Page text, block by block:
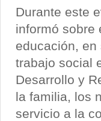
Durante este
informó sobre
educación,
trabajo social
Desarrollo y
la familia, los
servicio a la